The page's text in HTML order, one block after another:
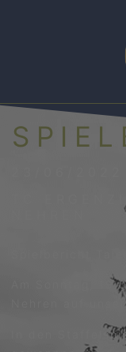
TC
Spielbericht
Am Sonntag,
Nehren auf
In den